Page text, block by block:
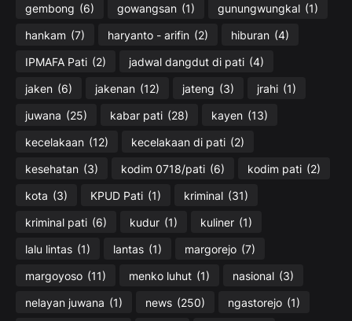
gembong (6) gowangsan (1) gunungwungkal (1)
hankam (7) haryanto - arifin (2) hiburan (4)
IPMAFA Pati (2) jadwal dangdut di pati (4)
jaken (6) jakenan (12) jateng (3) jrahi (1)
juwana (25) kabar pati (28) kayen (13)
kecelakaan (12) kecelakaan di pati (2)
kesehatan (3) kodim 0718/pati (6) kodim pati (2)
kota (3) KPUD Pati (1) kriminal (31)
kriminal pati (6) kudur (1) kuliner (1)
lalu lintas (1) lantas (1) margorejo (7)
margoyoso (11) menko luhut (1) nasional (3)
nelayan juwana (1) news (250) ngastorejo (1)